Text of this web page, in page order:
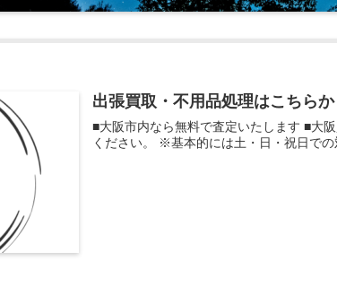
出張買取・不用品処理はこちらか
■大阪市内なら無料で査定いたします ■
ください。 ※基本的には土・日・祝日での